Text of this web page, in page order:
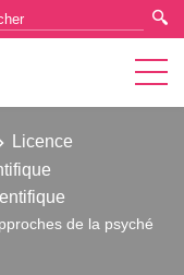
Licence
de la psyché